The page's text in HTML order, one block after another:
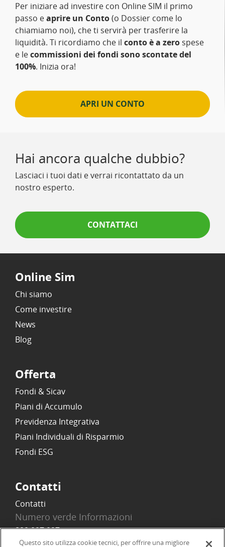
Per iniziare ad investire con Online SIM il primo
passo eaprire un Conto(o Dossier come lo
chiamiamo noi), che ti servirà per trasferire la
liquidità. Ti ricordiamo che il conto è a zero spese
e lecommissioni dei fondi sono scontate del
100%. Inizia ora!
APRI UN CONTO
Hai ancora qualche dubbio?
Lasciaci i tuoi dati e verrai ricontattato da un
nostro esperto.
CONTATTACI
Online Sim
Chi siamo
Come investire
News
Blog
Offerta
Fondi & Sicav
Piani di Accumulo
Previdenza Integrativa
Piani Individuali di Risparmio
Fondi ESG
Contatti
Contatti
Numero verde Informazioni
800 097 097
Email
Questo sito utilizza cookie tecnici, per offrire una migliore